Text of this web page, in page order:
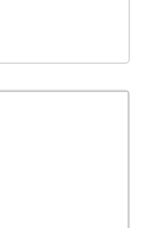
léto, babí léto,
to známe i my,